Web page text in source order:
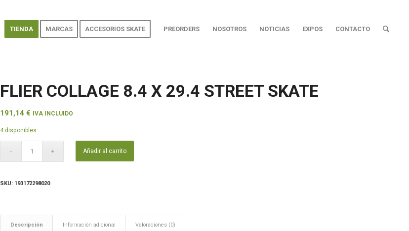
TIENDA MARCAS ACCESORIOS SKATE PREORDERS NOSOTROS NOTICIAS EXPOS CONTACTO
FLIER COLLAGE 8.4 X 29.4 STREET SKATE
191,14€ IVA INCLUIDO
4 disponibles
Añadir al carrito
SKU: 193172298020
Descripción Información adicional Valoraciones (0)